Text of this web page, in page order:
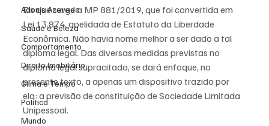
Adonis Azevedo
Saúde e Beleza
Comportamento
Direito Imobiliário
Clima e Tempo
Política
Mundo
Eis que surge a MP 881/2019, que foi convertida em
Lei 13.874, apelidada de Estatuto da Liberdade
Econômica. Não havia nome melhor a ser dado a tal
diploma legal. Das diversas medidas previstas no
diploma legal supracitado, se dará enfoque, no
presente texto, a apenas um dispositivo trazido por
ela: a previsão de constituição de Sociedade Limitada
Unipessoal.